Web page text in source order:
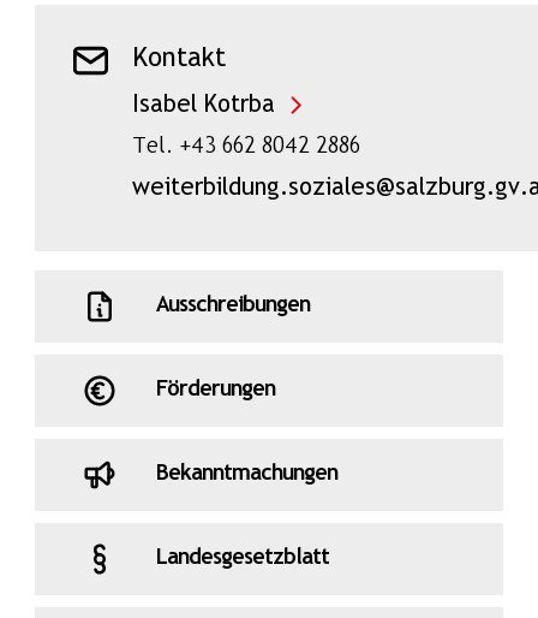
Kontakt
Isabel Kotrba
Tel. +43 662 8042 2886
Ausschreibungen
Förderungen
Bekanntmachungen
Landesgesetzblatt